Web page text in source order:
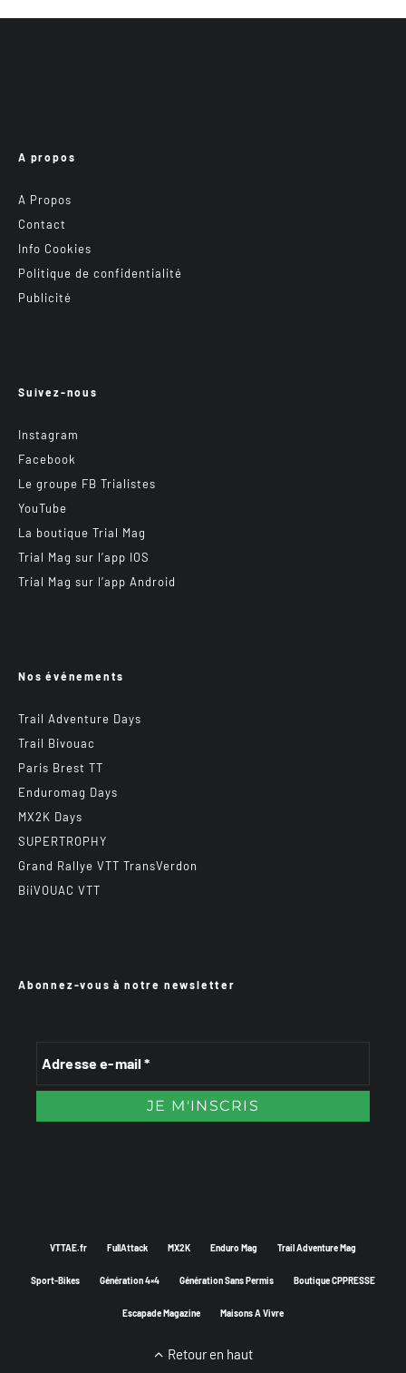
A propos
A Propos
Contact
Info Cookies
Politique de confidentialité
Publicité
Suivez-nous
Instagram
Facebook
Le groupe FB Trialistes
YouTube
La boutique Trial Mag
Trial Mag sur l’app IOS
Trial Mag sur l’app Android
Nos événements
Trail Adventure Days
Trail Bivouac
Paris Brest TT
Enduromag Days
MX2K Days
SUPERTROPHY
Grand Rallye VTT TransVerdon
BiiVOUAC VTT
Abonnez-vous à notre newsletter
VTTAE.fr FullAttack MX2K Enduro Mag Trail Adventure Mag
Sport-Bikes Génération 4×4 Génération Sans Permis Boutique CPPRESSE
Escapade Magazine Maisons A Vivre
Retour en haut